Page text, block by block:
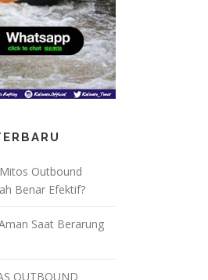
Outbound
Benar Efektif?
Saat Berarung
OUTBOUND